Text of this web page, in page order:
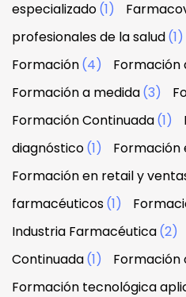
especializado(1)
profesionales de la salud(1)
Formación(4) Formación
Formación a medida(3)
Formación Continuada(1)
diagnóstico(1) Formación
Formación en retail y
farmacéuticos(1)
Industria Farmacéutica(2)
Continuada(1)
Formación tecnológica